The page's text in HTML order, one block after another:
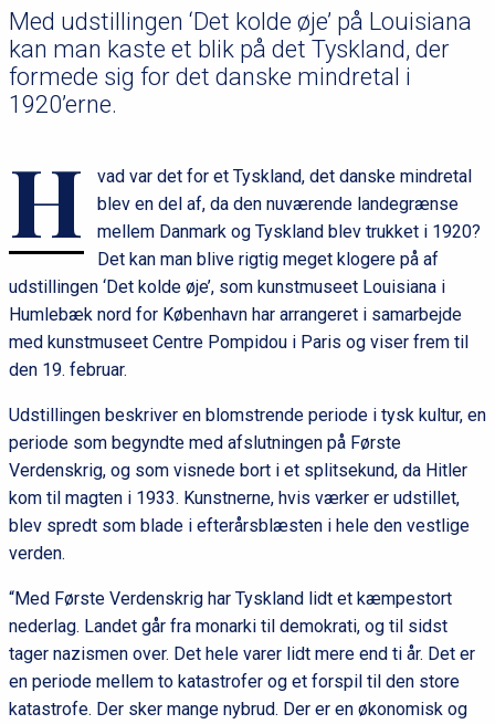
Med udstillingen ‘Det kolde øje’ på Louisiana
kan man kaste et blik på det Tyskland, der
formede sig for det danske mindretal i
1920’erne.
H
vad var det for et Tyskland, det danske mindretal
blev en del af, da den nuværende landegrænse
mellem Danmark og Tyskland blev trukket i 1920?
Det kan man blive rigtig meget klogere på af
udstillingen ‘Det kolde øje’, som kunstmuseet Louisiana i
Humlebæk nord for København har arrangeret i samarbejde
med kunstmuseet Centre Pompidou i Paris og viser frem til
den 19. februar.
Udstillingen beskriver en blomstrende periode i tysk kultur, en
periode som begyndte med afslutningen på Første
Verdenskrig, og som visnede bort i et splitsekund, da Hitler
kom til magten i 1933. Kunstnerne, hvis værker er udstillet,
blev spredt som blade i efterårsblæsten i hele den vestlige
verden.
“Med Første Verdenskrig har Tyskland lidt et kæmpestort
nederlag. Landet går fra monarki til demokrati, og til sidst
tager nazismen over. Det hele varer lidt mere end ti år. Det er
en periode mellem to katastrofer og et forspil til den store
katastrofe. Der sker mange nybrud. Der er en økonomisk og